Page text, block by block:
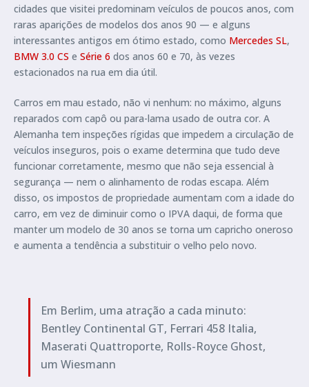
cidades que visitei predominam veículos de poucos anos, com
raras aparições de modelos dos anos 90 — e alguns
interessantes antigos em ótimo estado, como Mercedes SL,
BMW 3.0 CS e Série 6 dos anos 60 e 70, às vezes
estacionados na rua em dia útil.
Carros em mau estado, não vi nenhum: no máximo, alguns
reparados com capô ou para-lama usado de outra cor. A
Alemanha tem inspeções rígidas que impedem a circulação de
veículos inseguros, pois o exame determina que tudo deve
funcionar corretamente, mesmo que não seja essencial à
segurança — nem o alinhamento de rodas escapa. Além
disso, os impostos de propriedade aumentam com a idade do
carro, em vez de diminuir como o IPVA daqui, de forma que
manter um modelo de 30 anos se torna um capricho oneroso
e aumenta a tendência a substituir o velho pelo novo.
Em Berlim, uma atração a cada minuto:
Bentley Continental GT, Ferrari 458 Italia,
Maserati Quattroporte, Rolls-Royce Ghost,
um Wiesmann